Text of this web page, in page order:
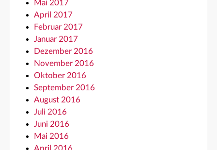
Mai 2017
April 2017
Februar 2017
Januar 2017
Dezember 2016
November 2016
Oktober 2016
September 2016
August 2016
Juli 2016
Juni 2016
Mai 2016
April 2016